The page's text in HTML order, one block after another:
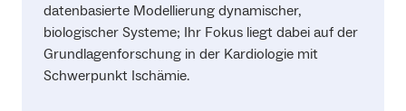
datenbasierte Modellierung dynamischer,
biologischer Systeme; Ihr Fokus liegt dabei auf der
Grundlagenforschung in der Kardiologie mit
Schwerpunkt Ischämie.